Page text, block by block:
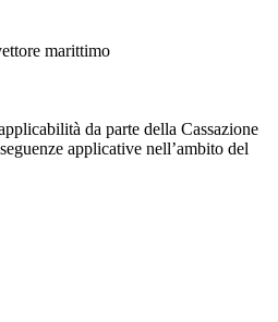
marittimo
da parte della Cassazione
applicative nell’ambito del